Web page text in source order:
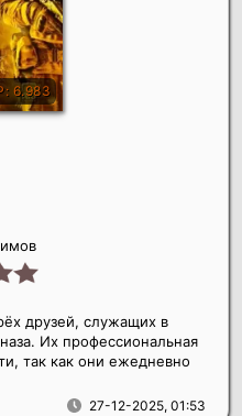
27-12-2025, 01:53
друзей, служащих в
Их профессиональная
так как они ежедневно